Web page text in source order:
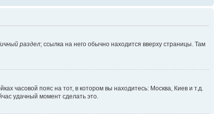
раздел; ссылка на него обычно находится вверху страницы. Там
часовой пояс на тот, в котором вы находитесь: Москва, Киев и т.д.
удачный момент сделать это.